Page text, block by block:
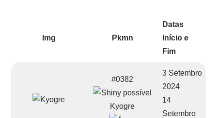
Img Pkmn
Datas
Início e
Fim
#0382
Kyogre
3 Setembro
2024
14
Setembro